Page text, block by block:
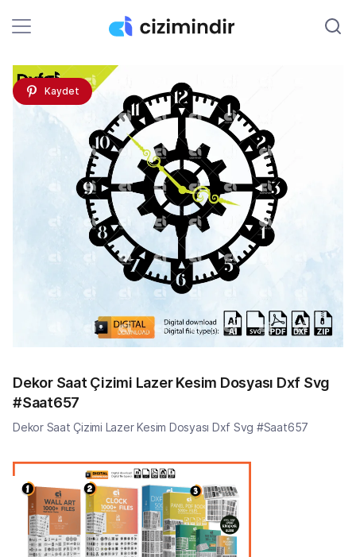
Kaydet
Dekor Saat Çizimi Lazer Kesim Dosyası Dxf Svg
#Saat657
Dekor Saat Çizimi Lazer Kesim Dosyası Dxf Svg #Saat657